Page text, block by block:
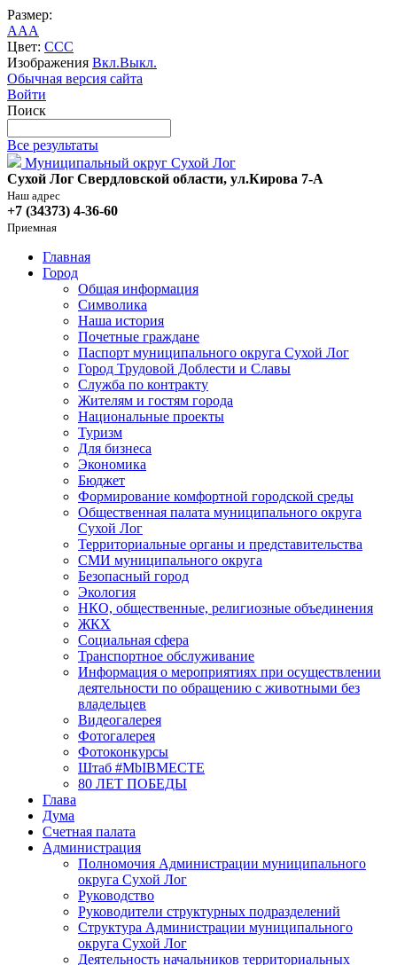
Размер:
AAA
Цвет: CCC
Изображения Вкл.Выкл.
Обычная версия сайта
Войти
Поиск
Все результаты
Муниципальный округ Сухой Лог
Сухой Лог Свердловской области, ул.Кирова 7-А
Наш адрес
+7 (34373) 4-36-60
Приемная
Главная
Город
Общая информация
Символика
Наша история
Почетные граждане
Паспорт муниципального округа Сухой Лог
Город Трудовой Доблести и Славы
Служба по контракту
Жителям и гостям города
Национальные проекты
Туризм
Для бизнеса
Экономика
Бюджет
Формирование комфортной городской среды
Общественная палата муниципального округа
Сухой Лог
Территориальные органы и представительства
СМИ муниципального округа
Безопасный город
Экология
НКО, общественные, религиозные объединения
ЖКХ
Социальная сфера
Транспортное обслуживание
Информация о мероприятиях при осуществлении
деятельности по обращению с животными без
владельцев
Видеогалерея
Фотогалерея
Фотоконкурсы
Штаб #MbIBMECTE
80 ЛЕТ ПОБЕДЫ
Глава
Дума
Счетная палата
Администрация
Полномочия Администрации муниципального
округа Сухой Лог
Руководство
Руководители структурных подразделений
Структура Администрации муниципального
округа Сухой Лог
Деятельность начальников территориальных